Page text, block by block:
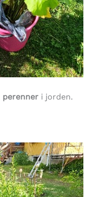
perenneri jorden.